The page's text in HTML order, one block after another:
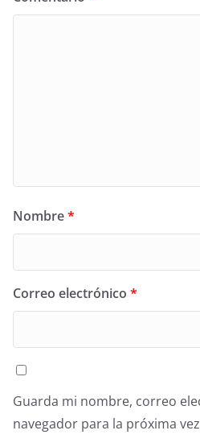
Nombre*
Correo electrónico *
Guarda mi nombre, correo
navegador para la próxima